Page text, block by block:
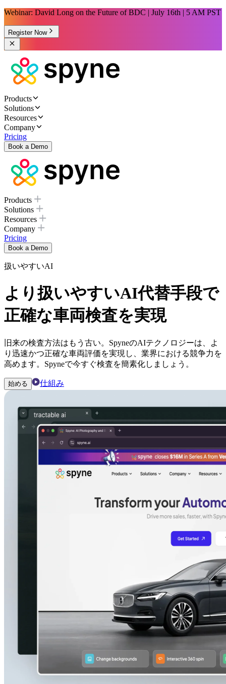
Webinar: David Long on the Future of BDC | July 16th | 5 AM PST
Register Now
Products
Solutions
Resources
Company
Pricing
Book a Demo
Products
Solutions
Resources
Company
Pricing
Book a Demo
扱いやすいAI
より扱いやすいAI代替手段で
正確な車両検査を実現
旧来の検査方法はもう古い。SpyneのAIテクノロジーは、よ
り迅速かつ正確な車両評価を実現し、業界における競争力を
高めます。Spyneで今すぐ検査を簡素化しましょう。
始める 仕組み